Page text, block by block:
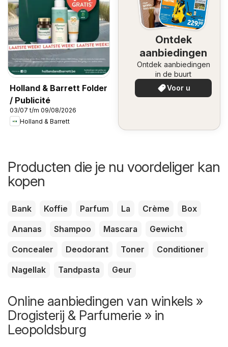
Holland & Barrett Folder
/ Publicité
03/07 t/m 09/08/2026
Holland & Barrett
Ontdek
aanbiedingen
Ontdek aanbiedingen
in de buurt
Voor u
Producten die je nu voordeliger kan
kopen
Bank Koffie Parfum La Crème
Box
Ananas
Shampoo Mascara
Gewicht
Concealer
Deodorant Toner
Conditioner
Nagellak
Tandpasta Geur
Online aanbiedingen van winkels »
Drogisterij & Parfumerie » in
Leopoldsburg